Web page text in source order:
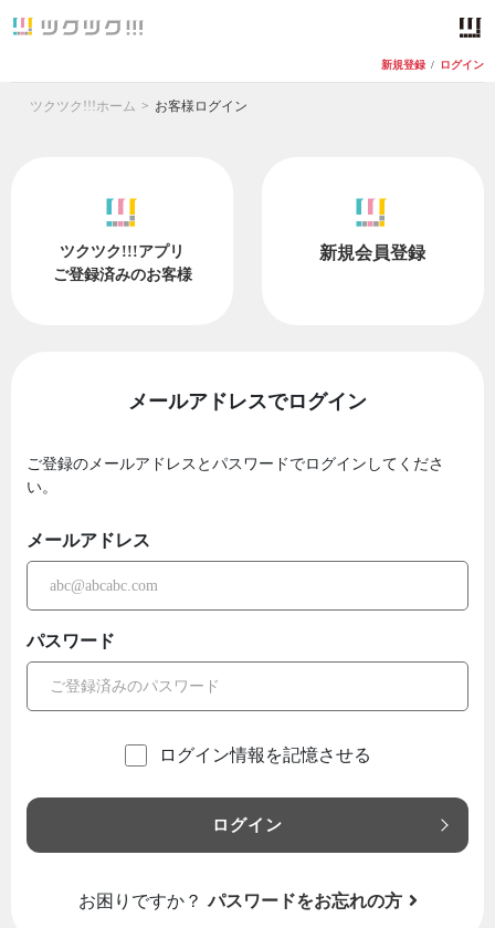
新規登録 / ログイン
ツクツク!!!ホーム お客様ログイン
ツクツク!!!アプリ
ご登録済みのお客様
新規会員登録
メールアドレスでログイン
ご登録のメールアドレスとパスワードでログインしてくださ
い。
メールアドレス
パスワード
ログイン情報を記憶させる
ログイン
お困りですか？ パスワードをお忘れの方